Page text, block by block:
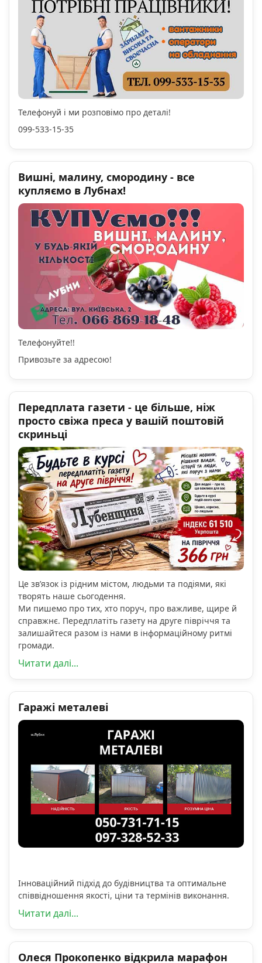
Телефонуй і ми розповімо про деталі!
099-533-15-35
Вишні, малину, смородину - все
купляємо в Лубнах!
Телефонуйте!!
Привозьте за адресою!
Передплата газети - це більше, ніж
просто свіжа преса у вашій поштовій
скриньці
Це зв’язок із рідним містом, людьми та подіями, які
творять наше сьогодення.
Ми пишемо про тих, хто поруч, про важливе, щире й
справжнє. Передплатіть газету на друге півріччя та
залишайтеся разом із нами в інформаційному ритмі
громади.
Читати далі...
Гаражі металеві
Інноваційний підхід до будівництва та оптимальне
співвідношення якості, ціни та термінів виконання.
Читати далі...
Олеся Прокопенко відкрила марафон